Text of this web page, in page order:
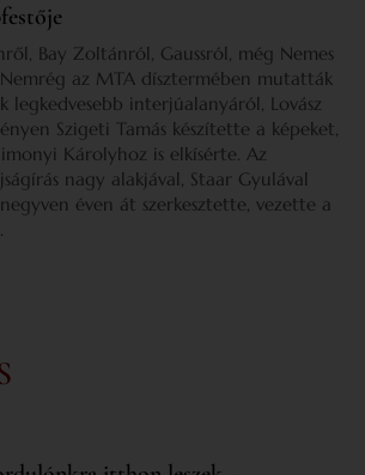
Bay Zoltánról, Gaussról, még Nemes
az MTA dísztermében mutatták
legkedvesebb interjúalanyáról, Lovász
Szigeti Tamás készítette a képeket,
Károlyhoz is elkísérte. Az
nagy alakjával, Staar Gyulával
éven át szerkesztette, vezette a